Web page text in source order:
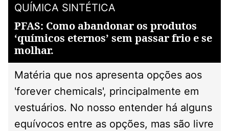
QUÍMICA SINTÉTICA
PFAS: Como abandonar os produtos
‘químicos eternos’ sem passar frio e se
molhar.
Matéria que nos apresenta opções aos
'forever chemicals', principalmente em
vestuários. No nosso entender há alguns
equívocos entre as opções, mas são livre